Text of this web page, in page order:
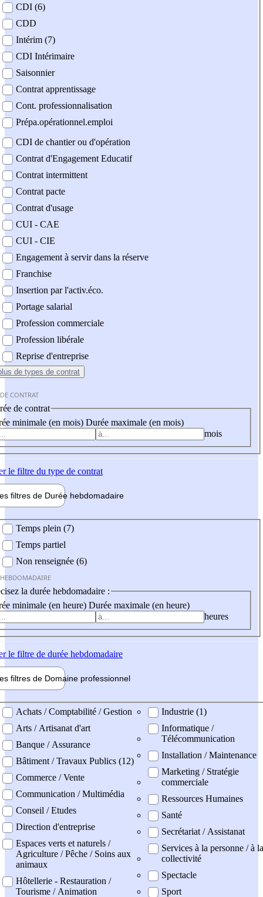
contrat
CDI (6)
CDD
Intérim (7)
CDI Intérimaire
Saisonnier
Contrat apprentissage
Cont. professionnalisation
Prépa.opérationnel.emploi
CDI de chantier ou d'opération
Contrat d'Engagement Educatif
Contrat intermittent
Contrat pacte
Contrat d'usage
CUI - CAE
CUI - CIE
Engagement à servir dans la réserve
Franchise
Insertion par l'activ.éco.
Portage salarial
Profession commerciale
Profession libérale
Reprise d'entreprise
de types de contrat
CONTRAT
de contrat
minimale (en mois) Durée maximale (en mois)
mois
le filtre du type de contrat
filtres de Durée hebdomadaire
Temps plein (7)
Temps partiel
Non renseignée (6)
la durée hebdomadaire :
minimale (en heure) Durée maximale (en heure)
heures
le filtre de durée hebdomadaire
filtres de Domaine professionnel
professionel
Achats / Comptabilité / Gestion
Arts / Artisanat d'art
Banque / Assurance
Bâtiment / Travaux Publics (12)
Commerce / Vente
Communication / Multimédia
Conseil / Etudes
Direction d'entreprise
Espaces verts et naturels /
Agriculture / Pêche / Soins aux
animaux
Hôtellerie - Restauration /
Tourisme / Animation
Industrie (1)
Informatique /
Télécommunication
Installation / Maintenance
Marketing / Stratégie
commerciale
Ressources Humaines
Santé
Secrétariat / Assistanat
Services à la personne / à la
collectivité
Spectacle
Sport